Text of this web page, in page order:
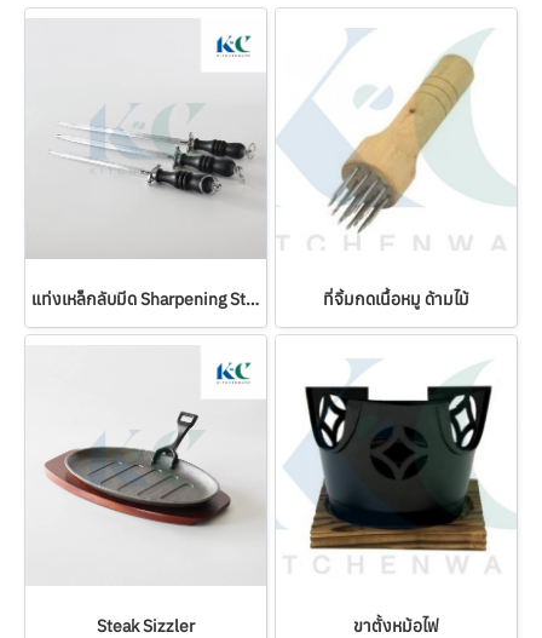
แท่งเหล็กลับมีด Sharpening Steels ที่จิ้มกดเนื้อหมู ด้ามไม้
Steak Sizzler ขาตั้งหม้อไฟ